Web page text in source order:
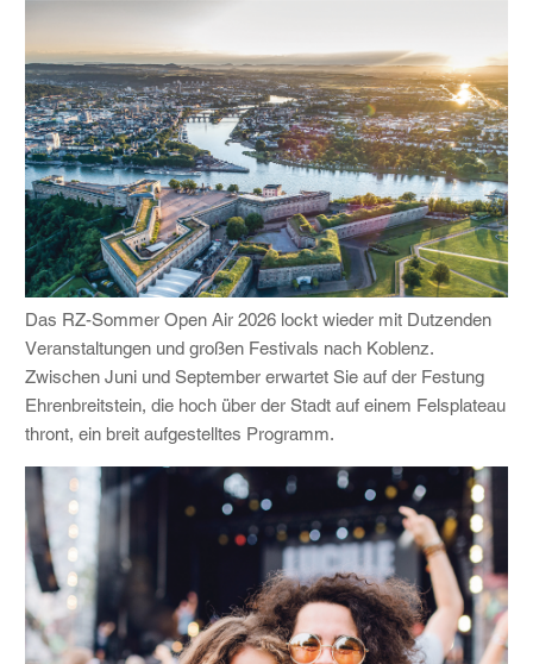
Das RZ-Sommer Open Air 2026 lockt wieder mit Dutzenden
Veranstaltungen und großen Festivals nach Koblenz.
Zwischen Juni und September erwartet Sie auf der Festung
Ehrenbreitstein, die hoch über der Stadt auf einem Felsplateau
thront, ein breit aufgestelltes Programm.